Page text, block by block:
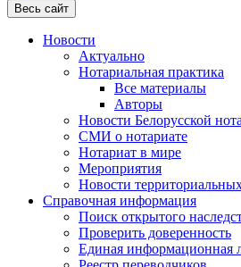
Весь сайт
Новости
Актуально
Нотариальная практика
Все материалы
Авторы
Новости Белорусской
СМИ о нотариате
Нотариат в мире
Мероприятия
Новости
Справочная информация
Поиск открытого
Проверить доверенность
Единая информационная